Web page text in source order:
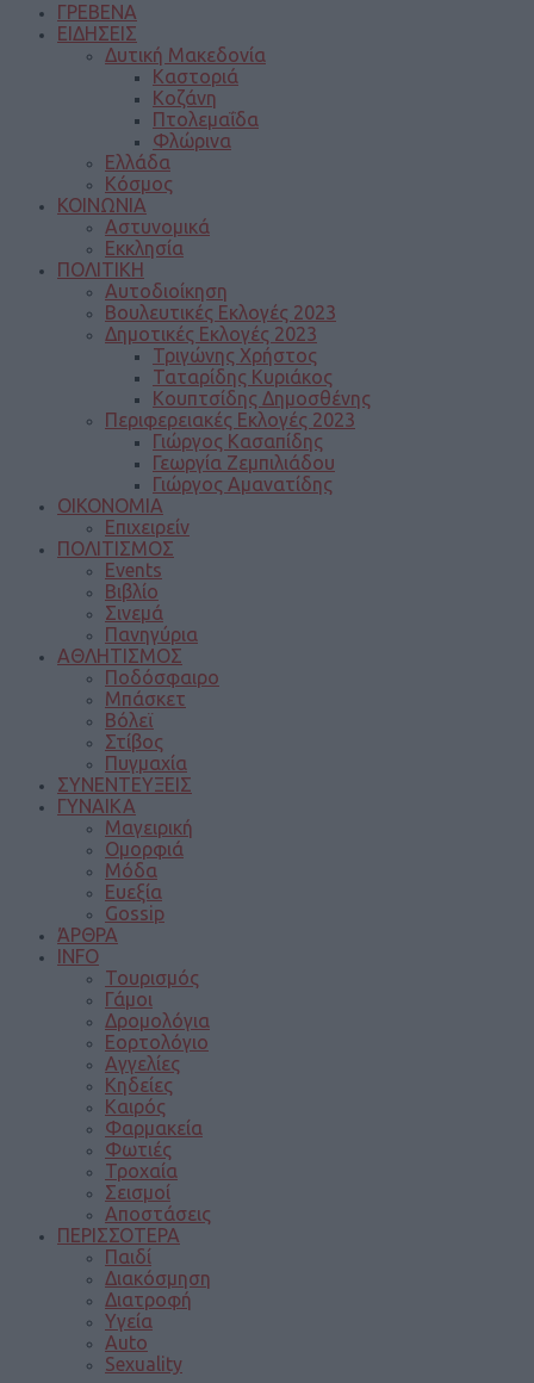
ΓΡΕΒΕΝΑ
ΕΙΔΗΣΕΙΣ
Δυτική Μακεδονία
Καστοριά
Κοζάνη
Πτολεμαΐδα
Φλώρινα
Ελλάδα
Κόσμος
ΚΟΙΝΩΝΙΑ
Αστυνομικά
Εκκλησία
ΠΟΛΙΤΙΚΗ
Αυτοδιοίκηση
Βουλευτικές Εκλογές 2023
Δημοτικές Εκλογές 2023
Τριγώνης Χρήστος
Ταταρίδης Κυριάκος
Κουπτσίδης Δημοσθένης
Περιφερειακές Εκλογές 2023
Γιώργος Κασαπίδης
Γεωργία Ζεμπιλιάδου
Γιώργος Αμανατίδης
ΟΙΚΟΝΟΜΙΑ
Επιχειρείν
ΠΟΛΙΤΙΣΜΟΣ
Events
Βιβλίο
Σινεμά
Πανηγύρια
ΑΘΛΗΤΙΣΜΟΣ
Ποδόσφαιρο
Μπάσκετ
Βόλεϊ
Στίβος
Πυγμαχία
ΣΥΝΕΝΤΕΥΞΕΙΣ
ΓΥΝΑΙΚΑ
Μαγειρική
Ομορφιά
Μόδα
Ευεξία
Gossip
ΆΡΘΡΑ
INFO
Τουρισμός
Γάμοι
Δρομολόγια
Εορτολόγιο
Αγγελίες
Κηδείες
Καιρός
Φαρμακεία
Φωτιές
Τροχαία
Σεισμοί
Αποστάσεις
ΠΕΡΙΣΣΟΤΕΡΑ
Παιδί
Διακόσμηση
Διατροφή
Υγεία
Auto
Sexuality